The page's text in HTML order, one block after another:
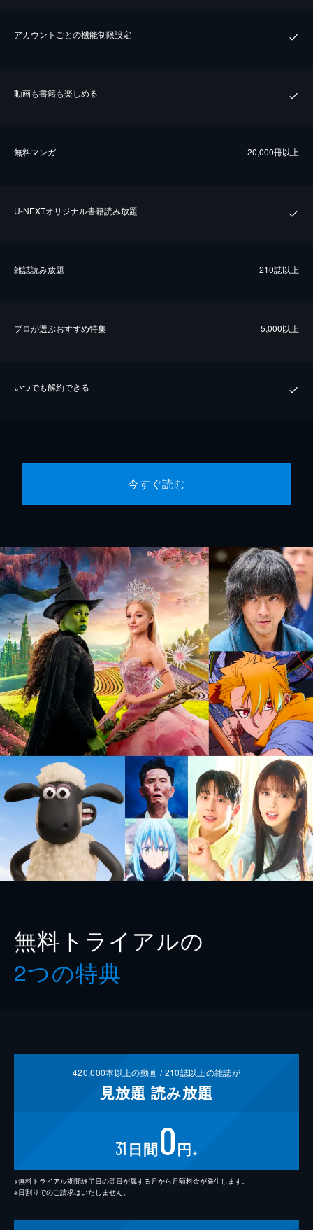
アカウントごとの機能制限設定
動画も書籍も楽しめる
無料マンガ 20,000冊以上
U-NEXTオリジナル書籍読み放題
雑誌読み放題 210誌以上
プロが選ぶおすすめ特集 5,000以上
いつでも解約できる
今すぐ読む
無料トライアルの
2つの特典
420,000本以上の動画 /210誌以上の雑誌が
見放題 読み放題
31 日間0円 ※
※無料トライアル期間終了日の翌日が属する月から月額料金が発生します。
※日割りでのご請求はいたしません。